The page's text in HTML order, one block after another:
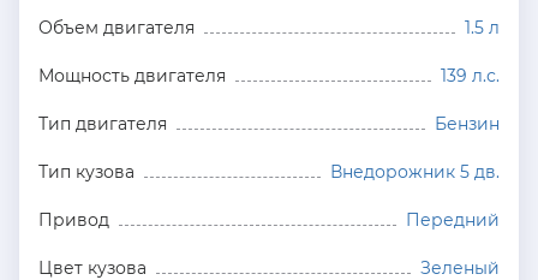
Объем двигателя 1.5 л
Мощность двигателя 139 л.с.
Тип двигателя Бензин
Тип кузова Внедорожник 5 дв.
Привод Передний
Цвет кузова Зеленый